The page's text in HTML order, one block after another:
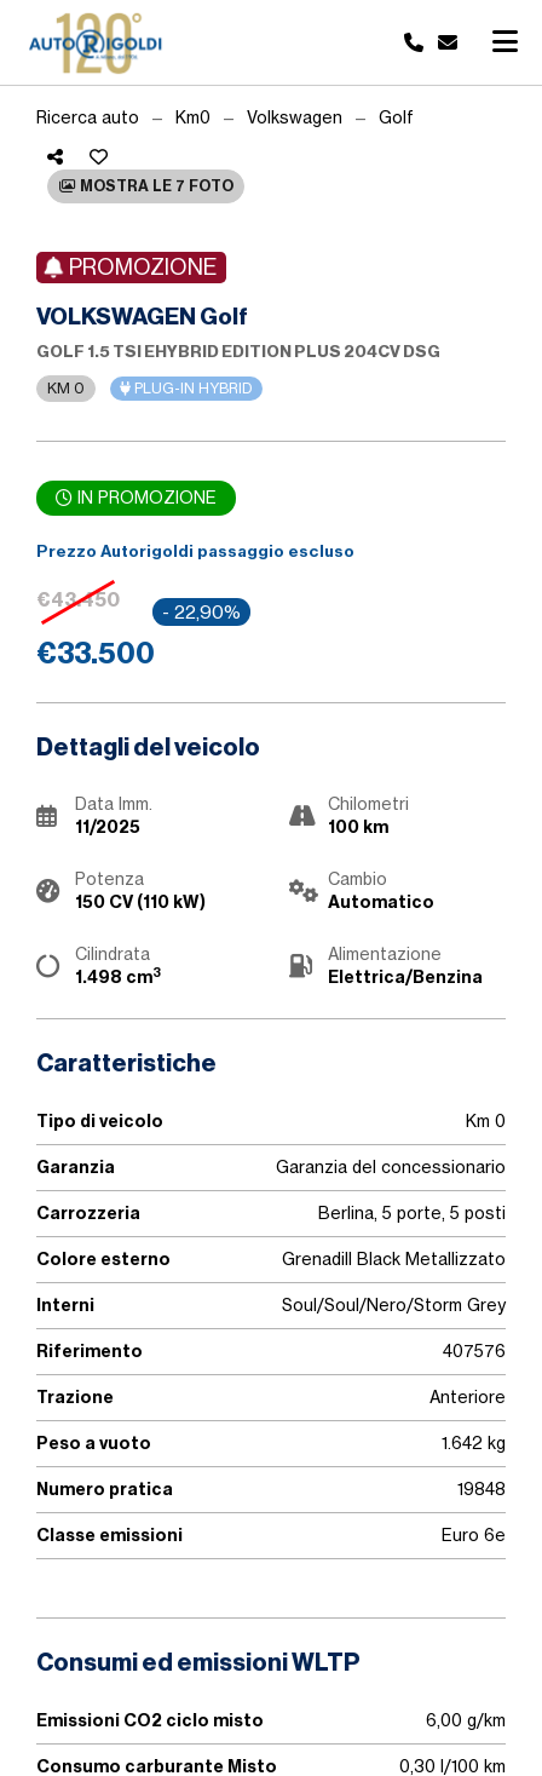
Ricerca auto Km0 Volkswagen Golf
MOSTRA LE 7 FOTO
PROMOZIONE
VOLKSWAGEN Golf
GOLF 1.5 TSI EHYBRID EDITION PLUS 204CV DSG
KM 0 PLUG-IN HYBRID
IN PROMOZIONE
Prezzo Autorigoldi passaggio escluso
€43.450 - 22,90%
€33.500
Dettagli del veicolo
Data Imm.
11/2025
Chilometri
100 km
Potenza
150 CV (110 kW)
Cambio
Automatico
Cilindrata
1.498 cm3
Alimentazione
Elettrica/Benzina
Caratteristiche
Tipo di veicolo Km 0
Garanzia Garanzia del concessionario
Carrozzeria Berlina, 5 porte, 5 posti
Colore esterno Grenadill Black Metallizzato
Interni Soul/Soul/Nero/Storm Grey
Riferimento 407576
Trazione Anteriore
Peso a vuoto 1.642 kg
Numero pratica 19848
Classe emissioni Euro 6e
Consumi ed emissioni WLTP
Emissioni CO2 ciclo misto 6,00 g/km
Consumo carburante Misto 0,30 l/100 km